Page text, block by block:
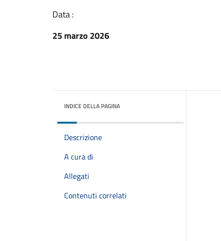
Data :
25 marzo 2026
INDICE DELLA PAGINA
Descrizione
A cura di
Allegati
Contenuti correlati